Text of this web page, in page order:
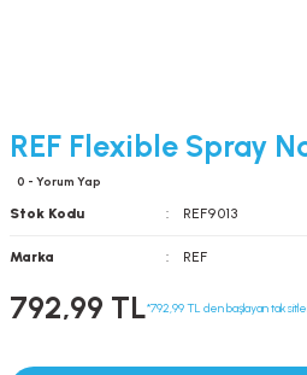
REF Flexible Spray
0 - Yorum Yap
Stok Kodu REF9013
Marka REF
792,99 TL*792,99 TL den başlayan